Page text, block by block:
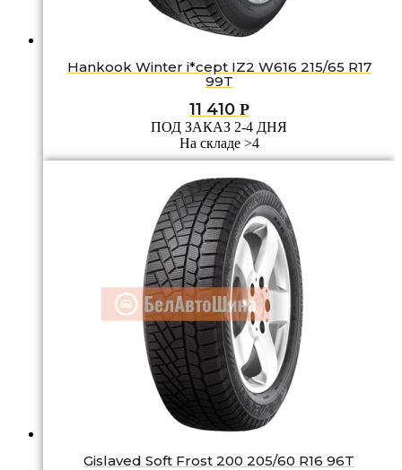
Hankook Winter i*cept IZ2 W616 215/65 R17
99T
11 410 Р
ПОД ЗАКАЗ 2-4 ДНЯ
На складе >4
Gislaved Soft Frost 200 205/60 R16 96T